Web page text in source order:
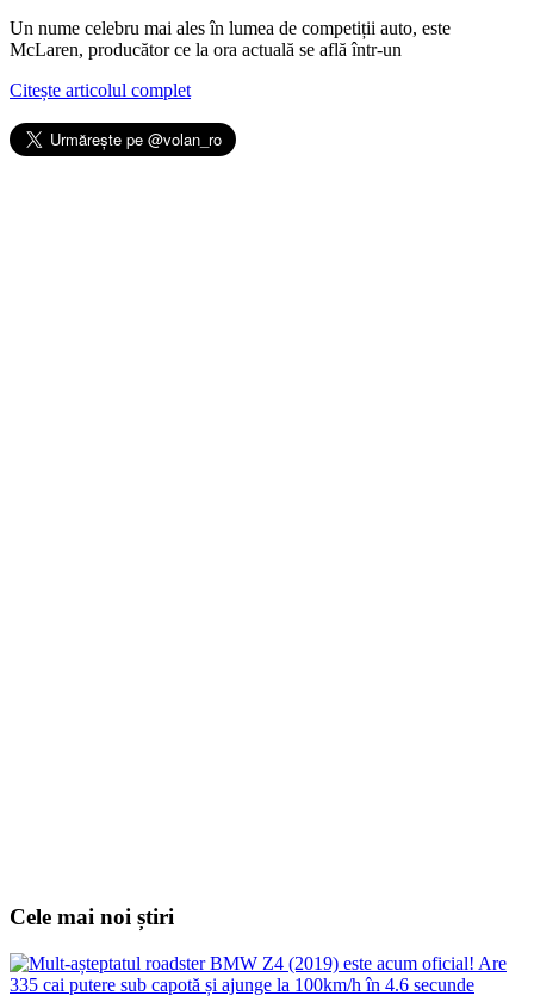
Un nume celebru mai ales în lumea de competiții auto, este
McLaren, producător ce la ora actuală se află într-un
Citește articolul complet
Cele mai noi știri